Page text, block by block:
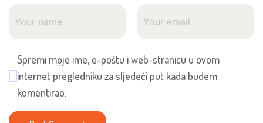
Spremi moje ime, e-poštu i web-stranicu u ovom
internet pregledniku za sljedeći put kada budem
komentirao.